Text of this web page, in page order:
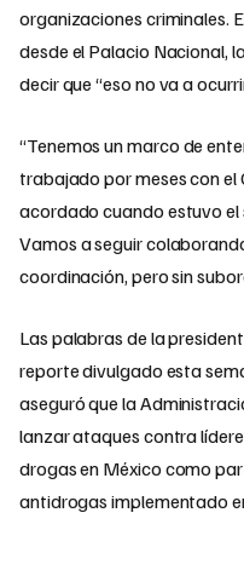
organizaciones criminales.
desde el Palacio Nacional,
decir que “eso no va a
“Tenemos un marco de
trabajado por meses con el
acordado cuando estuvo
Vamos a seguir
coordinación, pero sin
Las palabras de la
reporte divulgado esta
aseguró que la
lanzar ataques contra
drogas en México como
antidrogas implementado